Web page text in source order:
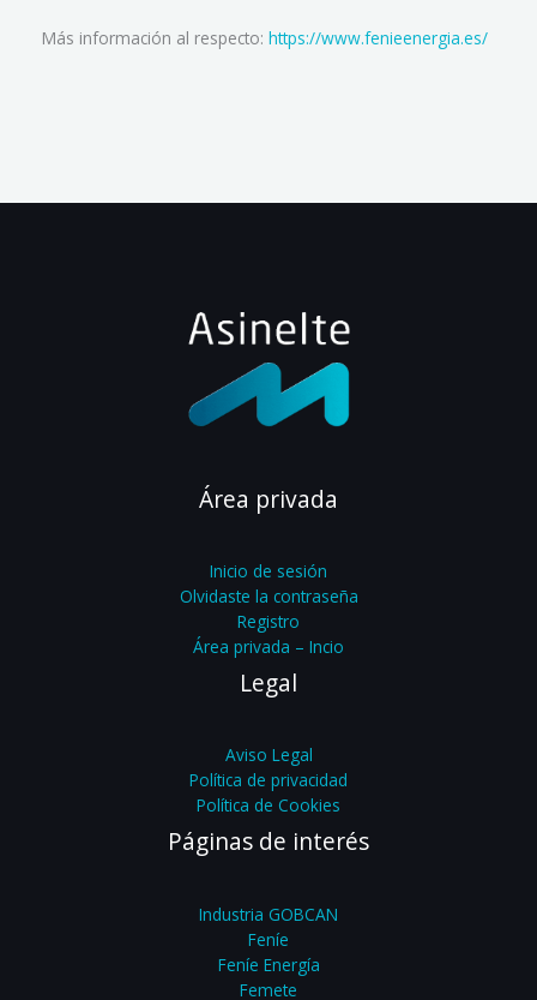
Más información al respecto: https://www.fenieenergia.es/
Área privada
Inicio de sesión
Olvidaste la contraseña
Registro
Área privada – Incio
Legal
Aviso Legal
Política de privacidad
Política de Cookies
Páginas de interés
Industria GOBCAN
Feníe
Feníe Energía
Femete